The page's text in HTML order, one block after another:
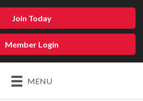
Join Today
Member Login
MENU